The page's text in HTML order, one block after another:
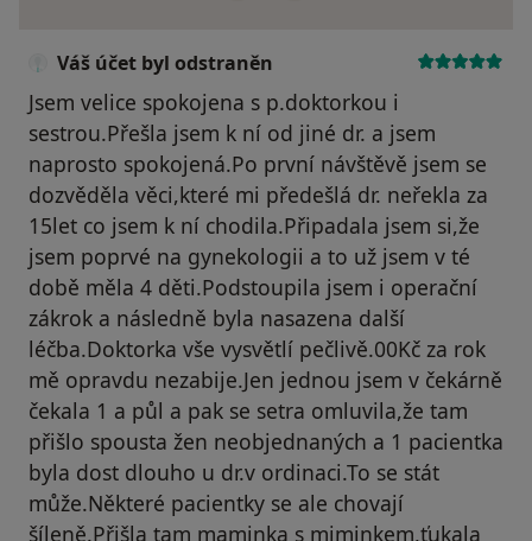
Váš účet byl odstraněn
Jsem velice spokojena s p.doktorkou i
sestrou.Přešla jsem k ní od jiné dr. a jsem
naprosto spokojená.Po první návštěvě jsem se
dozvěděla věci,které mi předešlá dr. neřekla za
15let co jsem k ní chodila.Připadala jsem si,že
jsem poprvé na gynekologii a to už jsem v té
době měla 4 děti.Podstoupila jsem i operační
zákrok a následně byla nasazena další
léčba.Doktorka vše vysvětlí pečlivě.00Kč za rok
mě opravdu nezabije.Jen jednou jsem v čekárně
čekala 1 a půl a pak se setra omluvila,že tam
přišlo spousta žen neobjednaných a 1 pacientka
byla dost dlouho u dr.v ordinaci.To se stát
může.Některé pacientky se ale chovají
šíleně.Přišla tam maminka s miminkem,ťukala